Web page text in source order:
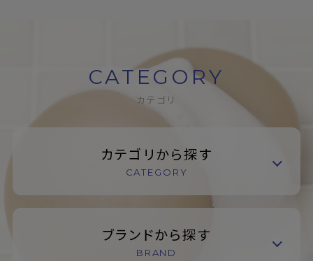
CATEGORY
カテゴリ
カテゴリから探す
CATEGORY
ブランドから探す
BRAND